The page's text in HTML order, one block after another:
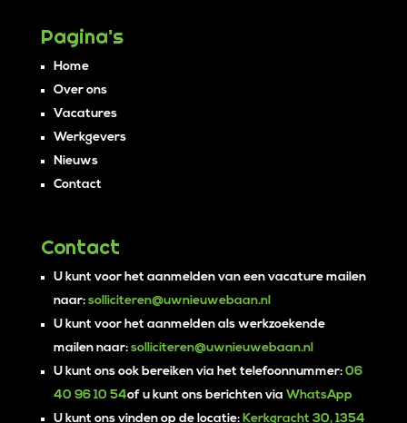
Pagina's
Home
Over ons
Vacatures
Werkgevers
Nieuws
Contact
Contact
U kunt voor het aanmelden van een vacature mailen
naar: solliciteren@uwnieuwebaan.nl
U kunt voor het aanmelden als werkzoekende
mailen naar: solliciteren@uwnieuwebaan.nl
U kunt ons ook bereiken via het telefoonnummer: 06
40 96 10 54of u kunt ons berichten via WhatsApp
U kunt ons vinden op de locatie: Kerkgracht 30, 1354